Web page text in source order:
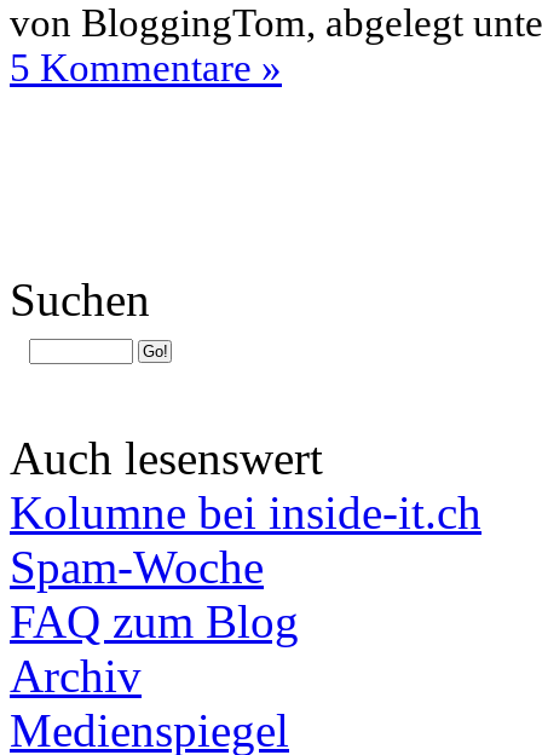
von BloggingTom, abgelegt
5 Kommentare »
Suchen
Auch lesenswert
Kolumne bei inside-it.ch
Spam-Woche
FAQ zum Blog
Archiv
Medienspiegel